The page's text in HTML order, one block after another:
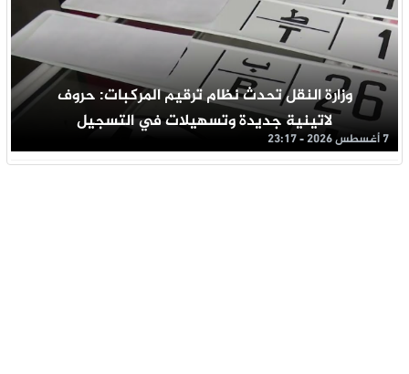
وزارة النقل تحدث نظام ترقيم المركبات: حروف
لاتينية جديدة وتسهيلات في التسجيل
7 أغسطس 2026 - 23:17